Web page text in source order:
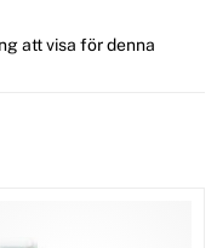
att visa för denna